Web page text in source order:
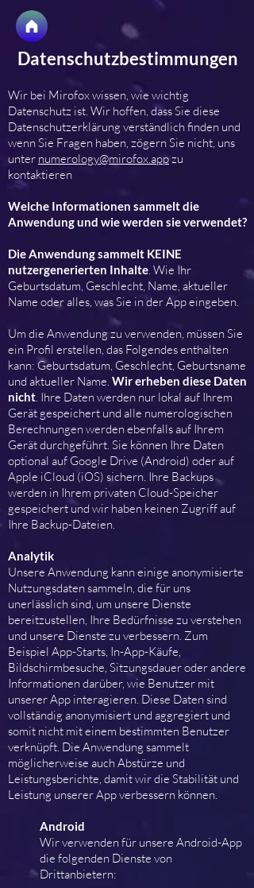
Datenschutzbestimmungen
Wir bei Mirofox wissen, wie wichtig
Datenschutz ist. Wir hoffen, dass Sie diese
Datenschutzerklärung verständlich finden und
wenn Sie Fragen haben, zögern Sie nicht, uns
unter numerology@mirofox.appzu
kontaktieren
Welche Informationen sammelt die
Anwendung und wie werden sie verwendet?
Die Anwendung sammelt KEINE
nutzergenerierten Inhalte. Wie Ihr
Geburtsdatum, Geschlecht, Name, aktueller
Name oder alles, was Sie in der App eingeben.
Um die Anwendung zu verwenden, müssen Sie
ein Profil erstellen, das Folgendes enthalten
kann: Geburtsdatum, Geschlecht, Geburtsname
und aktueller Name. Wir erheben diese Daten
nicht. Ihre Daten werden nur lokal auf Ihrem
Gerät gespeichert und alle numerologischen
Berechnungen werden ebenfalls auf Ihrem
Gerät durchgeführt. Sie können Ihre Daten
optional auf Google Drive (Android) oder auf
Apple iCloud (iOS) sichern. Ihre Backups
werden in Ihrem privaten Cloud-Speicher
gespeichert und wir haben keinen Zugriff auf
Ihre Backup-Dateien.
Analytik
Unsere Anwendung kann einige anonymisierte
Nutzungsdaten sammeln, die für uns
unerlässlich sind, um unsere Dienste
bereitzustellen, Ihre Bedürfnisse zu verstehen
und unsere Dienste zu verbessern. Zum
Beispiel App-Starts, In-App-Käufe,
Bildschirmbesuche, Sitzungsdauer oder andere
Informationen darüber, wie Benutzer mit
unserer App interagieren. Diese Daten sind
vollständig anonymisiert und aggregiert und
somit nicht mit einem bestimmten Benutzer
verknüpft. Die Anwendung sammelt
möglicherweise auch Abstürze und
Leistungsberichte, damit wir die Stabilität und
Leistung unserer App verbessern können.
Android
Wir verwenden für unsere Android-App
die folgenden Dienste von
Drittanbietern: